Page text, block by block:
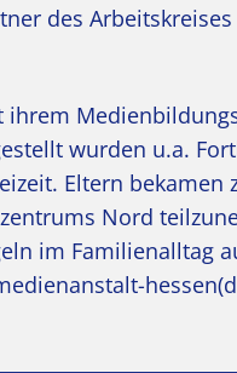
des
ihrem
wurden u.a.
Eltern bekamen
Nord
im Familienalltag